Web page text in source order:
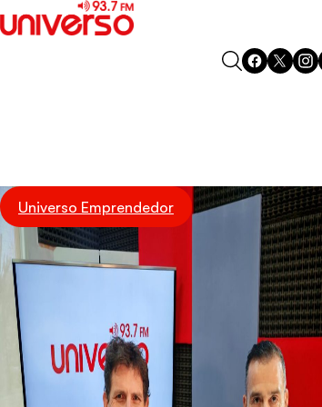
Podcasts
Destacados
Universo Emprendedor